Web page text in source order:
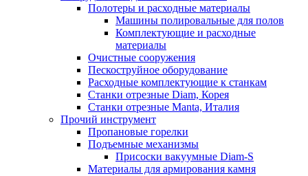
Полотеры и расходные материалы
Машины полировальные для полов
Комплектующие и расходные
материалы
Очистные сооружения
Пескоструйное оборудование
Расходные комплектующие к станкам
Станки отрезные Diam, Корея
Станки отрезные Manta, Италия
Прочий инструмент
Пропановые горелки
Подъeмные механизмы
Присоски вакуумные Diam-S
Материалы для армирования камня